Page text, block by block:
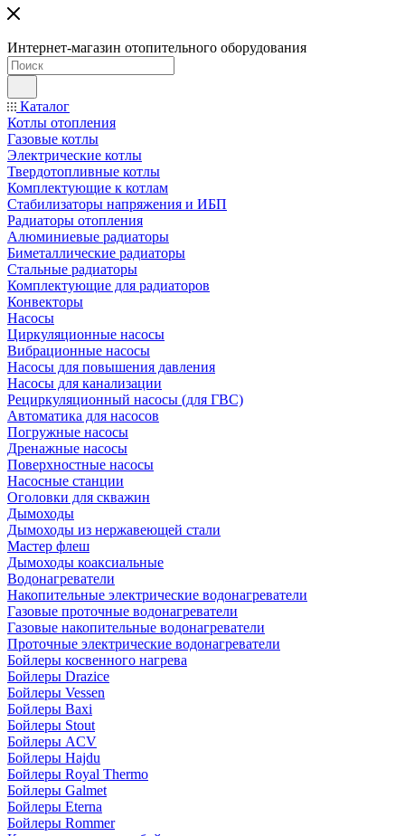
Интернет-магазин отопительного оборудования
Каталог
Котлы отопления
Газовые котлы
Электрические котлы
Твердотопливные котлы
Комплектующие к котлам
Стабилизаторы напряжения и ИБП
Радиаторы отопления
Алюминиевые радиаторы
Биметаллические радиаторы
Стальные радиаторы
Комплектующие для радиаторов
Конвекторы
Насосы
Циркуляционные насосы
Вибрационные насосы
Насосы для повышения давления
Насосы для канализации
Рециркуляционный насосы (для ГВС)
Автоматика для насосов
Погружные насосы
Дренажные насосы
Поверхностные насосы
Насосные станции
Оголовки для скважин
Дымоходы
Дымоходы из нержавеющей стали
Мастер флеш
Дымоходы коаксиальные
Водонагреватели
Накопительные электрические водонагреватели
Газовые проточные водонагреватели
Газовые накопительные водонагреватели
Проточные электрические водонагреватели
Бойлеры косвенного нагрева
Бойлеры Drazice
Бойлеры Vessen
Бойлеры Baxi
Бойлеры Stout
Бойлеры ACV
Бойлеры Hajdu
Бойлеры Royal Thermo
Бойлеры Galmet
Бойлеры Eterna
Бойлеры Rommer